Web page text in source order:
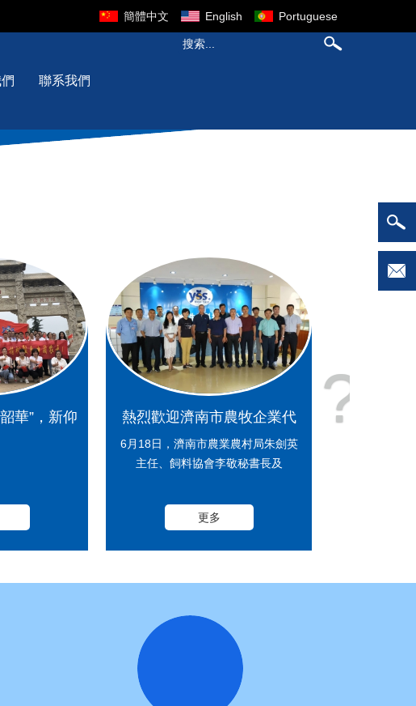
簡體中文 English Portuguese
聯系我們
的生產線，擁有發酵體積1500m3，年產各種產品萬余噸，產能居
華”，新仰
熱烈歡迎濟南市農牧企業代
表團蒞臨新仰韶參觀交流！
6月18日，濟南市農業農村局朱劍英
主任、飼料協會李敬秘書長及
更多
?